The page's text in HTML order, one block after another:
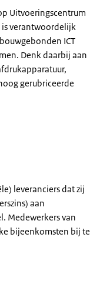
Uitvoeringscentrum
is verantwoordelijk
ICT
Denk daarbij aan
gerubriceerde
leveranciers dat zij
aan
Medewerkers van
bijeenkomsten bij te